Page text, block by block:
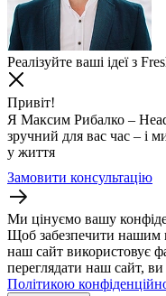
Реалізуйте ваші ідеї з
Привіт!
Я Максим Рибалко –
зручний для вас час – і
у життя
Замовити консультацію
Ми цінуємо вашу
Щоб забезпечити нашим
наш сайт використовує
переглядати наш сайт,
Політикою